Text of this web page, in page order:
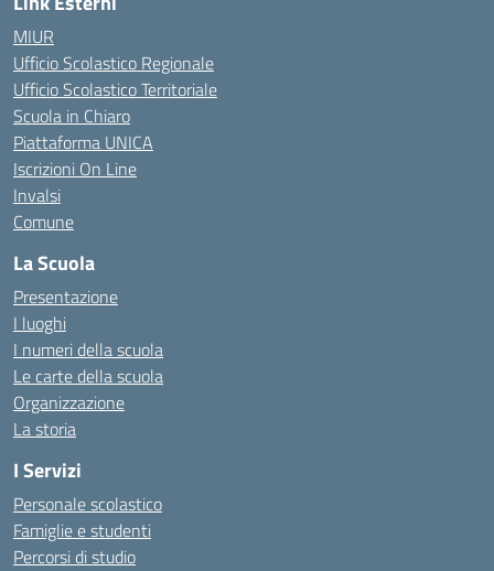
MIUR
Ufficio Scolastico Regionale
Ufficio Scolastico Territoriale
Scuola in Chiaro
Piattaforma UNICA
Iscrizioni On Line
Invalsi
Comune
La Scuola
Presentazione
I luoghi
I numeri della scuola
Le carte della scuola
Organizzazione
La storia
I Servizi
Personale scolastico
Famiglie e studenti
Percorsi di studio